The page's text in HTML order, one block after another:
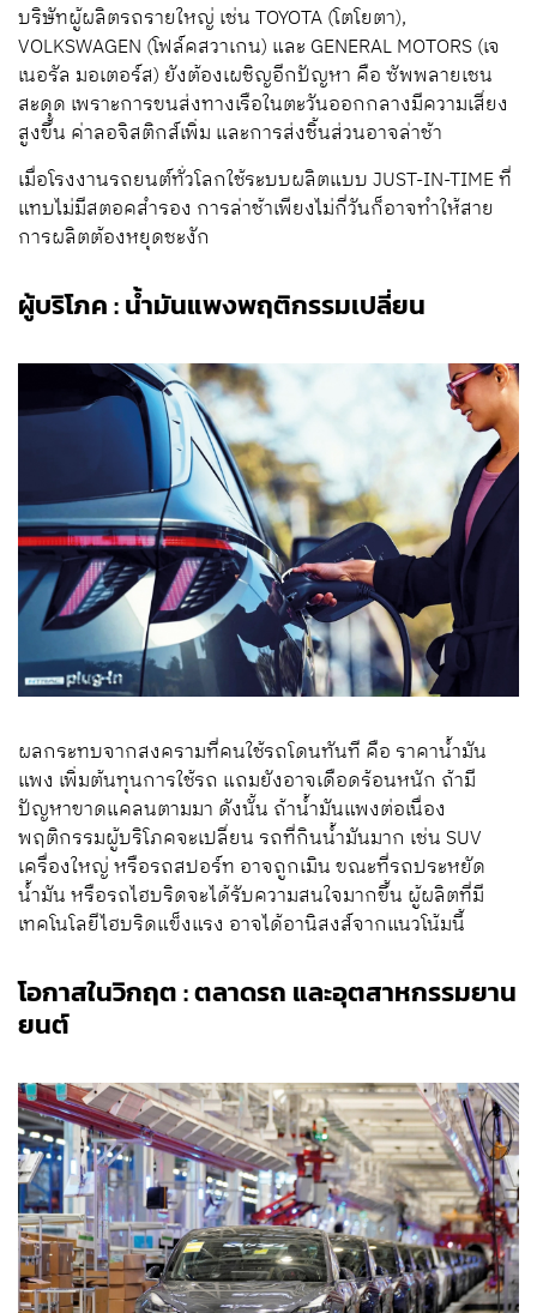
บริษัทผู้ผลิตรถรายใหญ่ เช่น TOYOTA (โตโยตา),
VOLKSWAGEN (โฟล์คสวาเกน) และ GENERAL MOTORS (เจ
เนอรัล มอเตอร์ส) ยังต้องเผชิญอีกปัญหา คือ ซัพพลายเชน
สะดุด เพราะการขนส่งทางเรือในตะวันออกกลางมีความเสี่ยง
สูงขึ้น ค่าลอจิสติกส์เพิ่ม และการส่งชิ้นส่วนอาจล่าช้า
เมื่อโรงงานรถยนต์ทั่วโลกใช้ระบบผลิตแบบ JUST-IN-TIME ที่
แทบไม่มีสตอคสำรอง การล่าช้าเพียงไม่กี่วันก็อาจทำให้สาย
การผลิตต้องหยุดชะงัก
ผู้บริโภค : น้ำมันแพงพฤติกรรมเปลี่ยน
ผลกระทบจากสงครามที่คนใช้รถโดนทันที คือ ราคาน้ำมัน
แพง เพิ่มต้นทุนการใช้รถ แถมยังอาจเดือดร้อนหนัก ถ้ามี
ปัญหาขาดแคลนตามมา ดังนั้น ถ้าน้ำมันแพงต่อเนื่อง
พฤติกรรมผู้บริโภคจะเปลี่ยน รถที่กินน้ำมันมาก เช่น SUV
เครื่องใหญ่ หรือรถสปอร์ท อาจถูกเมิน ขณะที่รถประหยัด
น้ำมัน หรือรถไฮบริดจะได้รับความสนใจมากขึ้น ผู้ผลิตที่มี
เทคโนโลยีไฮบริดแข็งแรง อาจได้อานิสงส์จากแนวโน้มนี้
โอกาสในวิกฤต : ตลาดรถ และอุตสาหกรรมยาน
ยนต์